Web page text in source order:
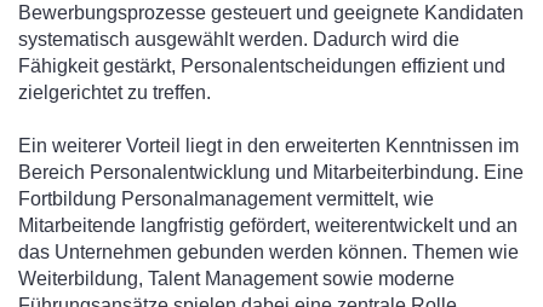
Bewerbungsprozesse gesteuert und geeignete Kandidaten
systematisch ausgewählt werden. Dadurch wird die
Fähigkeit gestärkt, Personalentscheidungen effizient und
zielgerichtet zu treffen.
Ein weiterer Vorteil liegt in den erweiterten Kenntnissen im
Bereich Personalentwicklung und Mitarbeiterbindung. Eine
Fortbildung Personalmanagement vermittelt, wie
Mitarbeitende langfristig gefördert, weiterentwickelt und an
das Unternehmen gebunden werden können. Themen wie
Weiterbildung, Talent Management sowie moderne